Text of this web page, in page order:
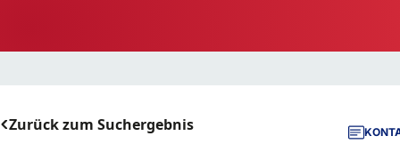
Zurück zum Suchergebnis